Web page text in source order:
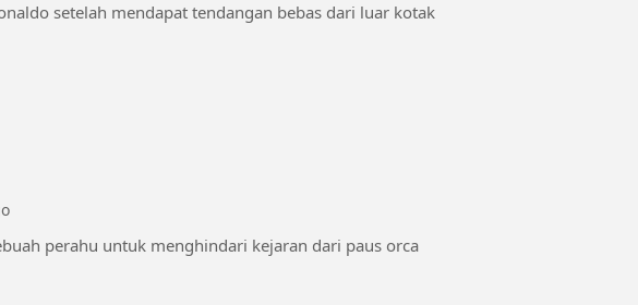
setelah mendapat tendangan bebas dari luar kotak
perahu untuk menghindari kejaran dari paus orca